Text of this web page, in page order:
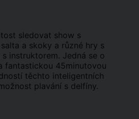
sledovat show s
a skoky a různé hry s
instruktorem. Jedná se o
fantastickou 45minutovou
těchto inteligentních
plavání s delfíny.